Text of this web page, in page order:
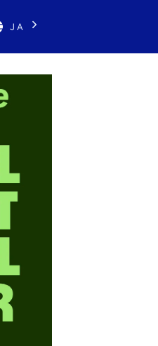
JA